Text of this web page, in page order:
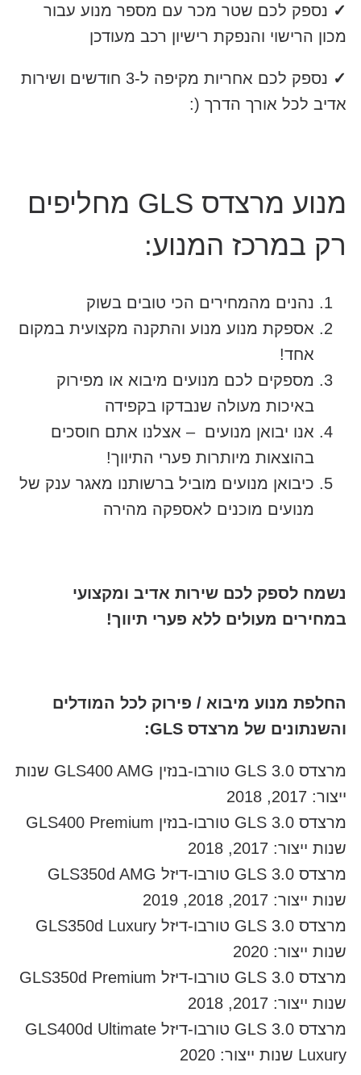
✓ נספק לכם שטר מכר עם מספר מנוע עבור
מכון הרישוי והנפקת רישיון רכב מעודכן
✓
נספק לכם אחריות מקיפה ל-3 חודשים ושירות
אדיב לכל אורך הדרך (:
מנוע מרצדס GLS מחליפים
רק במרכז המנוע:
נהנים מהמחירים הכי טובים בשוק
אספקת מנוע מנוע והתקנה מקצועית במקום
אחד!
מספקים לכם מנועים מיבוא או מפירוק
באיכות מעולה שנבדקו בקפידה
אנו יבואן מנועים – אצלנו אתם חוסכים
בהוצאות מיותרות פערי התיווך!
כיבואן מנועים מוביל ברשותנו מאגר ענק של
מנועים מוכנים לאספקה מהירה
נשמח לספק לכם שירות אדיב ומקצועי
במחירים מעולים ללא פערי תיווך!
החלפת מנוע מיבוא / פירוק לכל המודלים
והשנתונים של מרצדס GLS:
מרצדס GLS 3.0 טורבו-בנזין GLS400 AMG שנות
ייצור: 2017, 2018
מרצדס GLS 3.0 טורבו-בנזין GLS400 Premium
שנות ייצור: 2017, 2018
מרצדס GLS 3.0 טורבו-דיזל GLS350d AMG
שנות ייצור: 2017, 2018, 2019
מרצדס GLS 3.0 טורבו-דיזל GLS350d Luxury
שנות ייצור: 2020
מרצדס GLS 3.0 טורבו-דיזל GLS350d Premium
שנות ייצור: 2017, 2018
מרצדס GLS 3.0 טורבו-דיזל GLS400d Ultimate
Luxury שנות ייצור: 2020